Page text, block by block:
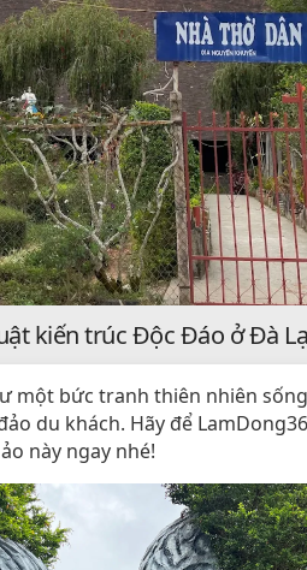
kiến trúc Độc Đáo ở Đà
một bức tranh thiên nhiên
du khách. Hãy để
này ngay nhé!